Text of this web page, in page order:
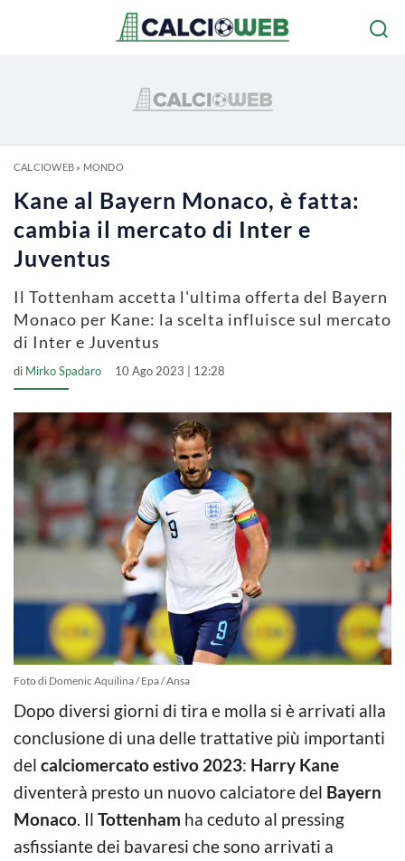
CALCIOWEB» MONDO
Kane al Bayern Monaco, è fatta:
cambia il mercato di Inter e
Juventus
Il Tottenham accetta l'ultima offerta del Bayern
Monaco per Kane: la scelta influisce sul mercato
di Inter e Juventus
di Mirko Spadaro 10 Ago 2023 | 12:28
Foto di Domenic Aquilina / Epa / Ansa
Dopo diversi giorni di tira e molla si è arrivati alla
conclusione di una delle trattative più importanti
del calciomercato estivo 2023: Harry Kane
diventerà presto un nuovo calciatore del Bayern
Monaco. Il Tottenham ha ceduto al pressing
asfissiante dei bavaresi che sono arrivati a